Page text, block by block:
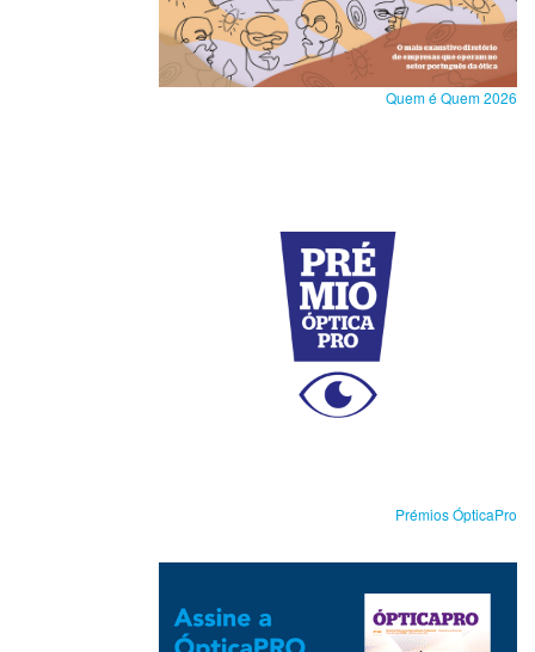
Quem é Quem 2026
Prémios ÓpticaPro